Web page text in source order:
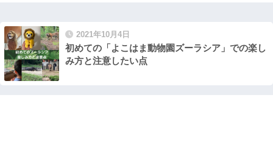
2021年10月4日
初めての「よこはま動物園ズーラシア」での楽し
み方と注意したい点